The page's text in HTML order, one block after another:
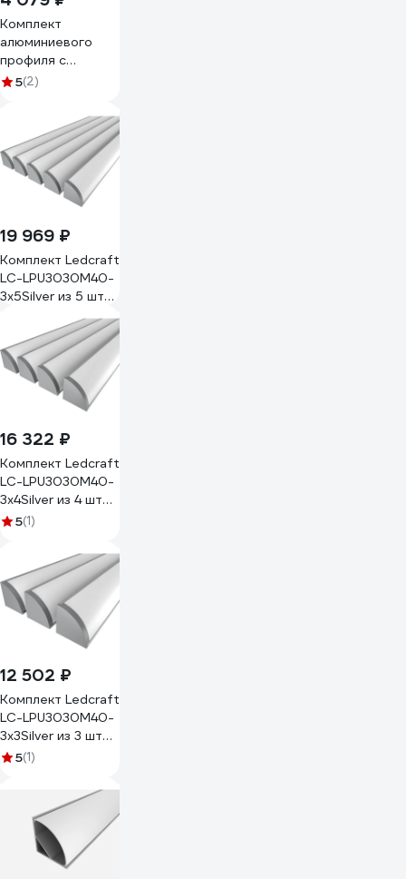
Комплект
алюминиевого
профиля с
экраном и
LEDCRAFT LC-
NKU4532M16-3
1627000050
5(2)
19 969 ₽
Комплект Ledcraft
LC-LPU3030M40-
3x5Silver из 5 шт
профиль+3м
рассеиватель+2
заглушки+4
крепежа)
1616340541
16 322 ₽
Комплект Ledcraft
LC-LPU3030M40-
3x4Silver из 4 шт
серебро (3м
рассеиватель+2
заглушки+4
крепежа)
1616340383
5(1)
12 502 ₽
Комплект Ledcraft
LC-LPU3030M40-
3x3Silver из 3 шт
серебро (3м
рассеиватель+2
заглушки+4
крепежа)
1616340225
5(1)